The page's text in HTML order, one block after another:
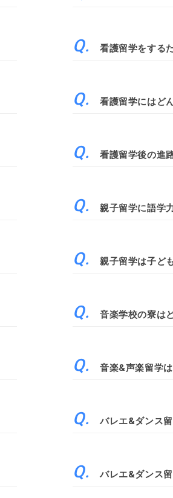
看護留学をする
看護留学にはど
看護留学後の進
親子留学に語学
親子留学は子ど
音楽学校の寮は
音楽&声楽留学
バレエ&ダンス
バレエ&ダンス